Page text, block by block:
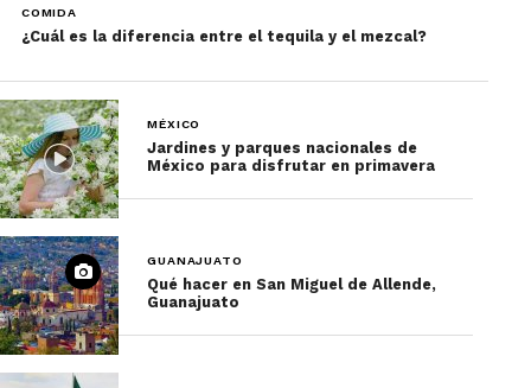
COMIDA
¿Cuál es la diferencia entre el tequila y el mezcal?
MÉXICO
Jardines y parques nacionales de
México para disfrutar en primavera
GUANAJUATO
Qué hacer en San Miguel de Allende,
Guanajuato